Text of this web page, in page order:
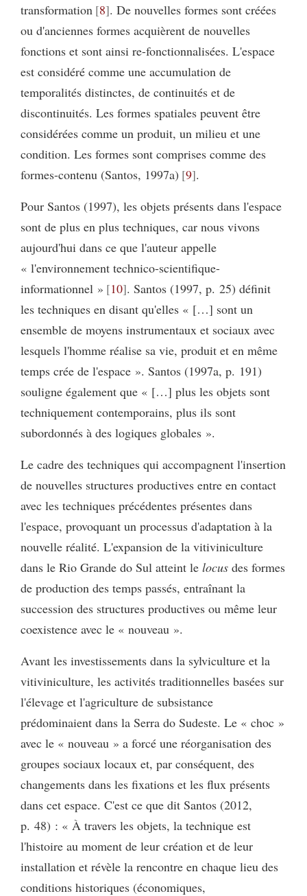
transformation 8 . De nouvelles formes sont créées
ou d'anciennes formes acquièrent de nouvelles
fonctions et sont ainsi re-fonctionnalisées. L'espace
est considéré comme une accumulation de
temporalités distinctes, de continuités et de
discontinuités. Les formes spatiales peuvent être
considérées comme un produit, un milieu et une
condition. Les formes sont comprises comme des
formes-contenu (Santos, 1997a) 9 .
Pour Santos (1997), les objets présents dans l'espace
sont de plus en plus techniques, car nous vivons
aujourd'hui dans ce que l'auteur appelle
« l'environnement technico-scientifique-
informationnel » 10 . Santos (1997, p. 25) définit
les techniques en disant qu'elles « […] sont un
ensemble de moyens instrumentaux et sociaux avec
lesquels l'homme réalise sa vie, produit et en même
temps crée de l'espace ». Santos (1997a, p. 191)
souligne également que « […] plus les objets sont
techniquement contemporains, plus ils sont
subordonnés à des logiques globales ».
Le cadre des techniques qui accompagnent l'insertion
de nouvelles structures productives entre en contact
avec les techniques précédentes présentes dans
l'espace, provoquant un processus d'adaptation à la
nouvelle réalité. L'expansion de la vitiviniculture
dans le Rio Grande do Sul atteint le locus des formes
de production des temps passés, entraînant la
succession des structures productives ou même leur
coexistence avec le « nouveau ».
Avant les investissements dans la sylviculture et la
vitiviniculture, les activités traditionnelles basées sur
l'élevage et l'agriculture de subsistance
prédominaient dans la Serra do Sudeste. Le « choc »
avec le « nouveau » a forcé une réorganisation des
groupes sociaux locaux et, par conséquent, des
changements dans les fixations et les flux présents
dans cet espace. C'est ce que dit Santos (2012,
p. 48) : « À travers les objets, la technique est
l'histoire au moment de leur création et de leur
installation et révèle la rencontre en chaque lieu des
conditions historiques (économiques,